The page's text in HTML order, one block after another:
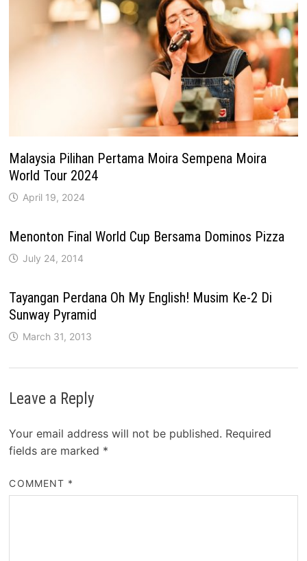
Malaysia Pilihan Pertama Moira Sempena Moira
World Tour 2024
April 19, 2024
Menonton Final World Cup Bersama Dominos Pizza
July 24, 2014
Tayangan Perdana Oh My English! Musim Ke-2 Di
Sunway Pyramid
March 31, 2013
Leave a Reply
Your email address will not be published. Required
fields are marked *
COMMENT *